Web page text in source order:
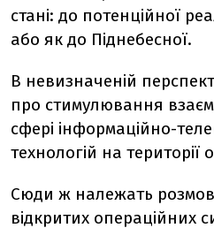
стані: до потенційної
або як до Піднебесної.
В невизначеній
про стимулювання
сфері інформаційно-
технологій на території
Сюди ж належать
відкритих операційних